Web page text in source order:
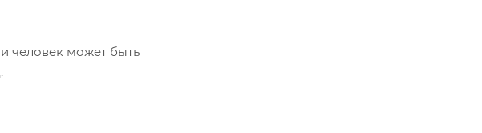
человек может быть